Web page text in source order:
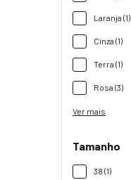
Laranja (1)
Cinza (1)
Terra (1)
Rosa (3)
Ver mais
Tamanho
38 (1)